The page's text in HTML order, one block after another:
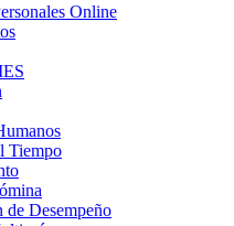
Online
Tiempo
de Desempeño